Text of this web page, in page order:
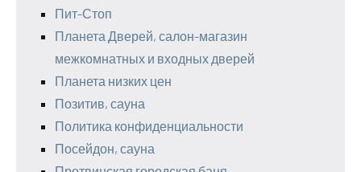
Пит-Стоп
Планета Дверей, салон-магазин
межкомнатных и входных дверей
Планета низких цен
Позитив, сауна
Политика конфиденциальности
Посейдон, сауна